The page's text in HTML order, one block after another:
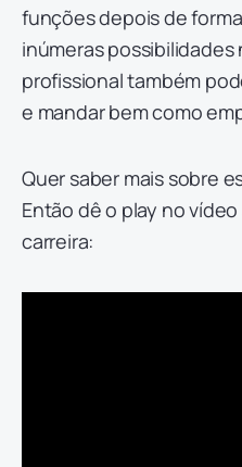
funções depois de
inúmeras possibilidades
profissional também
e mandar bem como
Quer saber mais sobre
Então dê o play no
carreira: